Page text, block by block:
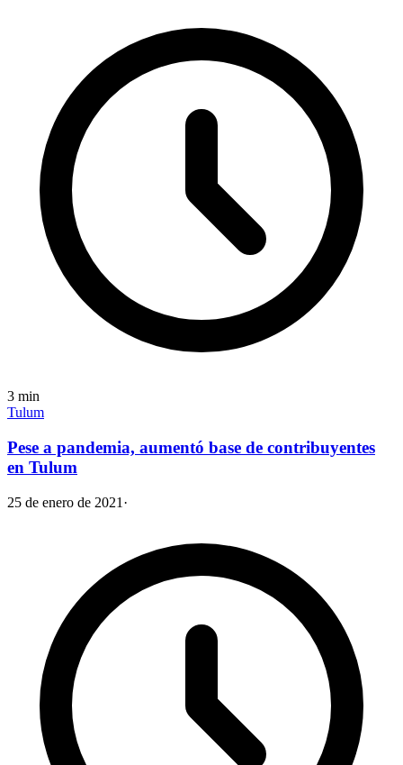
3 min
Tulum
Pese a pandemia, aumentó base de contribuyentes
en Tulum
25 de enero de 2021 ·